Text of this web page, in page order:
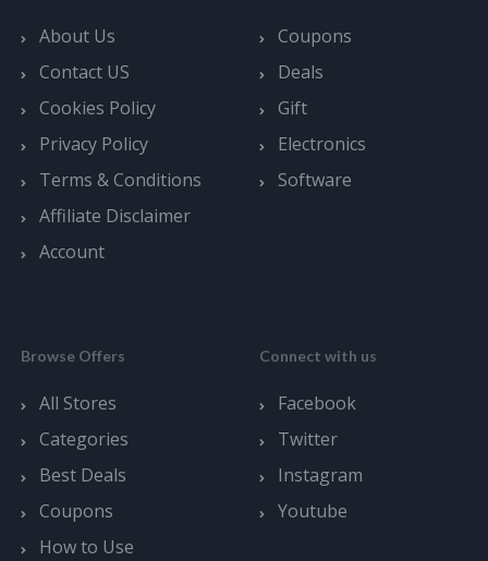
About Us
Contact US
Cookies Policy
Privacy Policy
Terms & Conditions
Affiliate Disclaimer
Account
Coupons
Deals
Gift
Electronics
Software
Browse Offers
All Stores
Categories
Best Deals
Coupons
How to Use
Connect with us
Facebook
Twitter
Instagram
Youtube